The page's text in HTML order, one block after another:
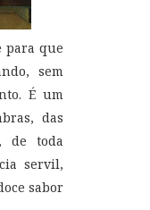
para que
sem
É um
das
de toda
servil,
sabor